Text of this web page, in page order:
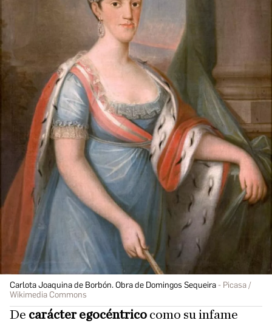
Carlota Joaquina de Borbón. Obra de Domingos Sequeira
Picasa /
Wikimedia Commons
De carácter egocéntrico como su infame